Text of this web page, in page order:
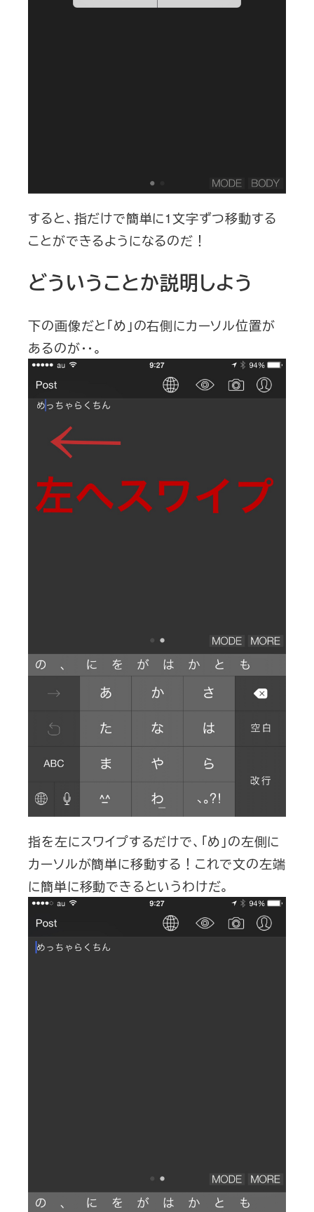
すると、指だけで簡単に1文字ずつ移動する
ことができるようになるのだ！
どういうことか説明しよう
下の画像だと「め」の右側にカーソル位置が
あるのが・・。
指を左にスワイプするだけで、「め」の左側に
カーソルが簡単に移動する！これで文の左端
に簡単に移動できるというわけだ。